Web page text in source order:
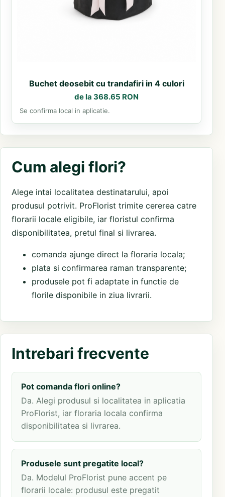
Buchet deosebit cu trandafiri in 4 culori
de la 368.65 RON
Se confirma local in aplicatie.
Cum alegi flori?
Alege intai localitatea destinatarului, apoi
produsul potrivit. ProFlorist trimite cererea catre
florarii locale eligibile, iar floristul confirma
disponibilitatea, pretul final si livrarea.
comanda ajunge direct la floraria locala;
plata si confirmarea raman transparente;
produsele pot fi adaptate in functie de
florile disponibile in ziua livrarii.
Intrebari frecvente
Pot comanda flori online?
Da. Alegi produsul si localitatea in aplicatia
ProFlorist, iar floraria locala confirma
disponibilitatea si livrarea.
Produsele sunt pregatite local?
Da. Modelul ProFlorist pune accent pe
florarii locale: produsul este pregatit